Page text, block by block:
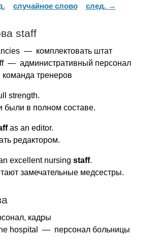
случайное слово след. →
staff
— комплектовать штат
— административный персонал
тренеров
strength.
были в полном составе.
as an editor.
редактором.
excellent nursing staff.
замечательные медсестры.
кадры
hospital — персонал больницы